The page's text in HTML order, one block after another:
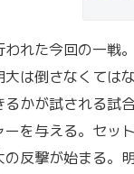
れた今回の一戦
大は倒さなくては
かが試される試
ーを与える。セッ
の反撃が始まる。